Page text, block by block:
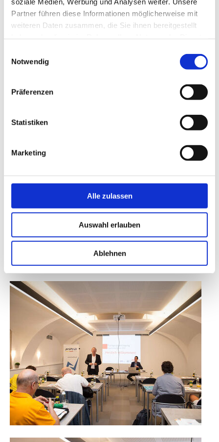
Partner führen diese Informationen möglicherweise mit
weiteren Daten zusammen, die Sie ihnen bereitgestellt
Notwendig
Präferenzen
Statistiken
Marketing
Alle zulassen
Auswahl erlauben
Ablehnen